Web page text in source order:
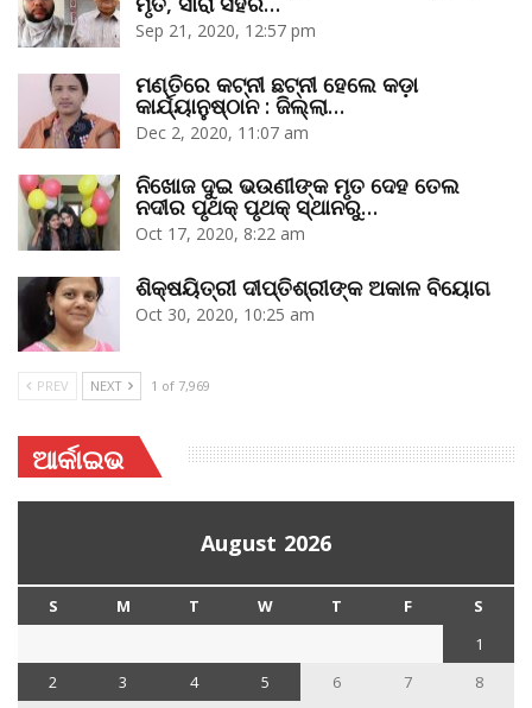
Sep 21, 2020, 12:57 pm
ମଣ୍ତିରେ କଟ୍‌ନୀ ଛଟ୍‌ନୀ ହେଲେ କଡ଼ା
କାର୍ଯ୍ୟାନୁଷ୍ଠାନ : ଜିଲ୍ଲା…
Dec 2, 2020, 11:07 am
ନିଖୋଜ ଦୁଇ ଭଉଣୀଙ୍କ ମୃତ ଦେହ ତେଲ
ନଦୀର ପୃଥକ୍‌ ପୃଥକ୍‌ ସ୍ଥାନରୁ…
Oct 17, 2020, 8:22 am
ଶିକ୍ଷୟିତ୍ରୀ ଦୀପ୍ତିଶ୍ରୀଙ୍କ ଅକାଳ ବିୟୋଗ
Oct 30, 2020, 10:25 am
PREV NEXT 1 of 7,969
ଆର୍କାଇଭ
August 2026
S M T W T F
S
1
2
3 4 5 6 7
8